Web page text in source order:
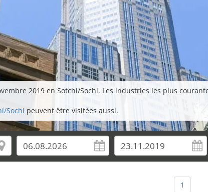
2019 en Sotchi/Sochi. Les industries les plus
Sochi peuvent être visitées aussi.
1